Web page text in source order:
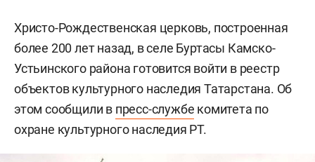
Христо-Рождественская церковь, построенная
более 200 лет назад, в селе Буртасы Камско-
Устьинского района готовится войти в реестр
объектов культурного наследия Татарстана. Об
этом сообщили в пресс-службе комитета по
охране культурного наследия РТ.